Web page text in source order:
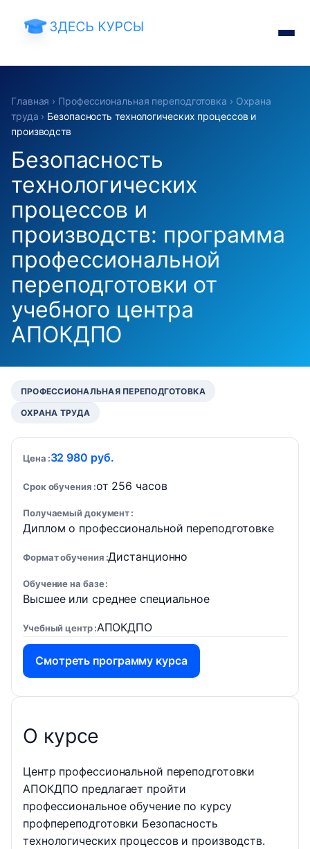
Главная › Профессиональная переподготовка › Охрана
труда › Безопасность технологических процессов и
производств
Безопасность
технологических
процессов и
производств: программа
профессиональной
переподготовки от
учебного центра
АПОКДПО
ПРОФЕССИОНАЛЬНАЯ ПЕРЕПОДГОТОВКА
ОХРАНА ТРУДА
Цена 32 980 руб.
Срок обучения от 256 часов
Получаемый документ
Диплом о профессиональной переподготовке
Формат обучения Дистанционно
Обучение на базе
Высшее или среднее специальное
Учебный центр АПОКДПО
Смотреть программу курса
О курсе
Центр профессиональной переподготовки
АПОКДПО предлагает пройти
профессиональное обучение по курсу
профпереподготовки Безопасность
технологических процессов и производств.